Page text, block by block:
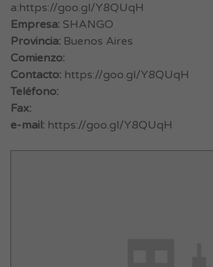
a:https://goo.gl/Y8QUqH
Empresa: SHANGO
Provincia: Buenos Aires
Comienzo:
Contacto: https://goo.gl/Y8QUqH
Teléfono:
Fax:
e-mail: https://goo.gl/Y8QUqH